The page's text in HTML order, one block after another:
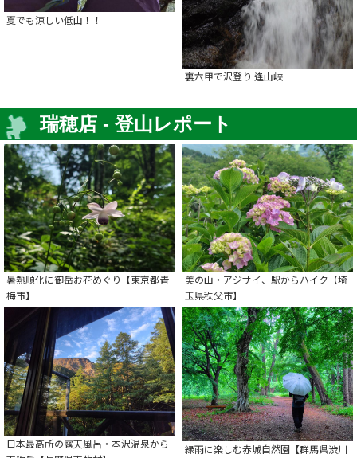
夏でも涼しい低山！！
裏六甲で沢登り 逢山峡
瑞穂店 - 登山レポート
暑熱順化に御岳お花めぐり【東京都青
梅市】
美の山・アジサイ、駅からハイク【埼
玉県秩父市】
日本最高所の露天風呂・本沢温泉から
緑雨に楽しむ赤城自然園【群馬県渋川